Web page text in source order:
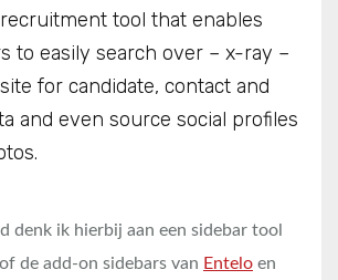
tool that enables
to easily search over – x-ray –
for candidate, contact and
and even source social profiles
denk ik hierbij aan een sidebar tool
of de add-on sidebars van Entelo en